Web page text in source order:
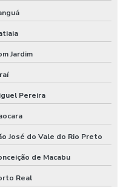
Jardim
Pereira
José do Vale do Rio Preto
de Macabu
Real